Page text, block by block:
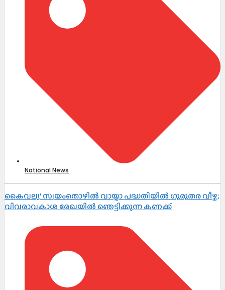
National News
കൈവല്യ’ സ്വയംതൊഴിൽ വായ്പാ പദ്ധതിയിൽ ഗുരുതര വീഴ്ച;
വിവരാവകാശ രേഖയിൽ ഞെട്ടിക്കുന്ന കണക്ക്